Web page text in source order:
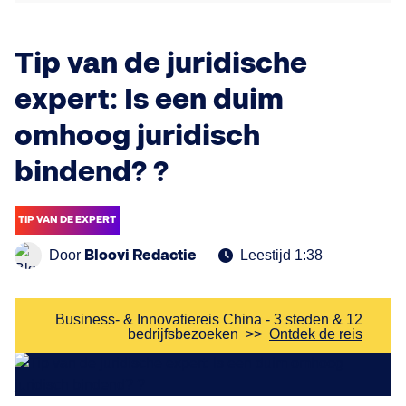
Tip van de juridische
expert: Is een duim
omhoog juridisch
bindend? ?
TIP VAN DE EXPERT
Door Bloovi Redactie Leestijd 1:38
Business- & Innovatiereis China - 3 steden & 12
bedrijfsbezoeken >> Ontdek de reis